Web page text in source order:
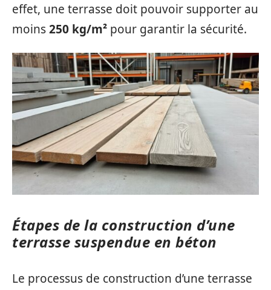
effet, une terrasse doit pouvoir supporter au
moins250 kg/m² pour garantir la sécurité.
Étapes de la construction d’une
terrasse suspendue en béton
Le processus de construction d’une terrasse